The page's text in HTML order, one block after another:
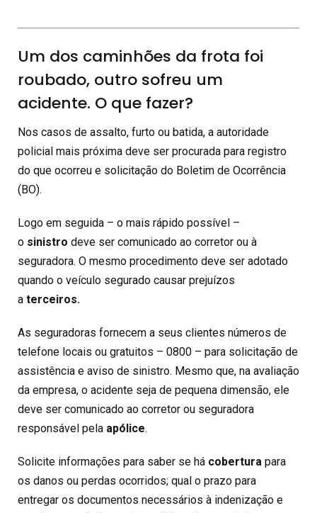
Um dos caminhões da frota foi
roubado, outro sofreu um
acidente. O que fazer?
Nos casos de assalto, furto ou batida, a autoridade
policial mais próxima deve ser procurada para registro
do que ocorreu e solicitação do Boletim de Ocorrência
(BO).
Logo em seguida – o mais rápido possível –
o sinistro deve ser comunicado ao corretor ou à
seguradora. O mesmo procedimento deve ser adotado
quando o veículo segurado causar prejuízos
a terceiros.
As seguradoras fornecem a seus clientes números de
telefone locais ou gratuitos – 0800 – para solicitação de
assistência e aviso de sinistro. Mesmo que, na avaliação
da empresa, o acidente seja de pequena dimensão, ele
deve ser comunicado ao corretor ou seguradora
responsável pela apólice.
Solicite informações para saber se há cobertura para
os danos ou perdas ocorridos; qual o prazo para
entregar os documentos necessários à indenização e